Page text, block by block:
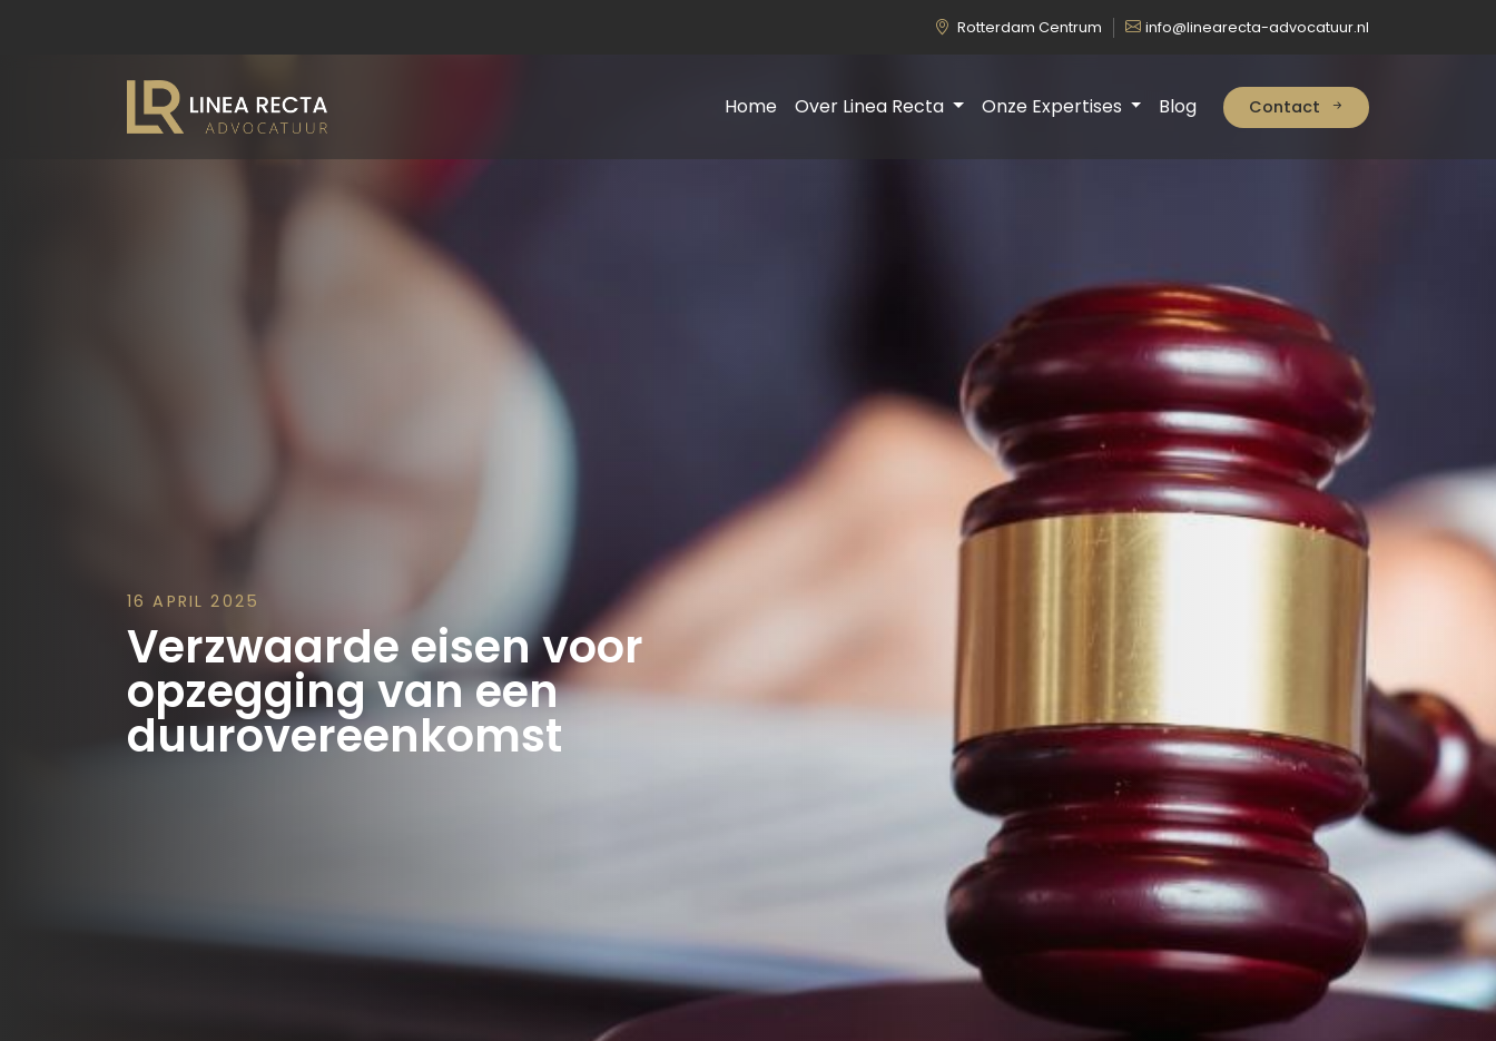
Rotterdam Centrum info@linearecta-advocatuur.nl
Home Over Linea Recta Onze Expertises Blog Contact
16 APRIL 2025
Verzwaarde eisen voor
opzegging van een
duurovereenkomst